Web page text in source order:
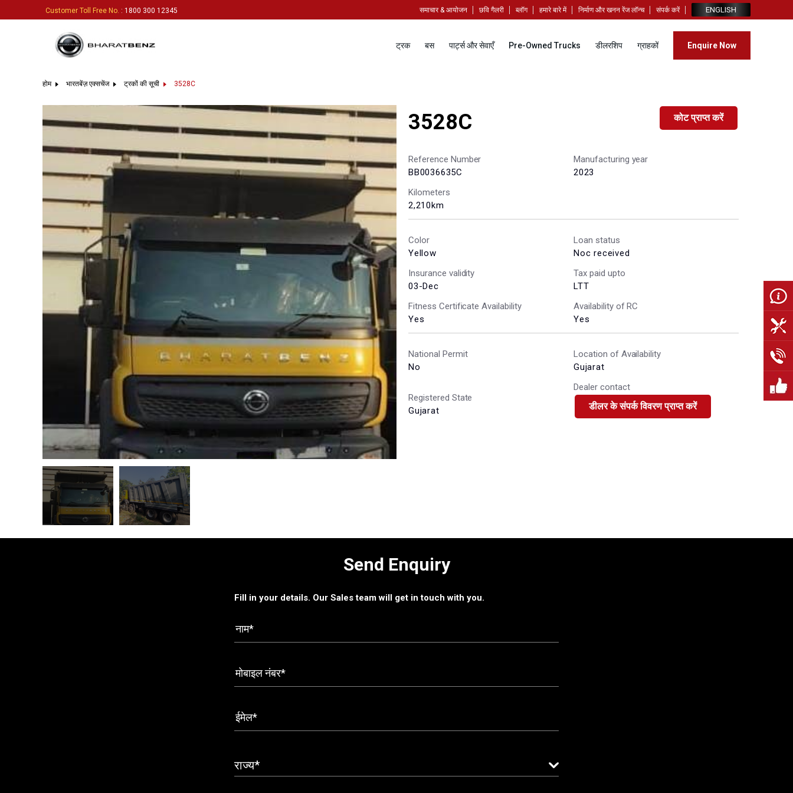
Customer Toll Free No. : 1800 300 12345 समाचार & आयोजन छवि गैलरी ब्लॉग हमारे बारे में निर्माण और खनन रेंज लॉन्च संपर्क करें ENGLISH
ट्रक बस पार्ट्स और सेवाएँ Pre-Owned Trucks डीलरशिप ग्राहकों Enquire Now
होम भारतबेंज़ एक्सचेंज ट्रकों की सूची 3528C
3528C कोट प्राप्त करें
Reference Number
BB0036635C
Manufacturing year
2023
Kilometers
2,210km
Color
Yellow
Loan status
Noc received
Insurance validity
03-Dec
Tax paid upto
LTT
Fitness Certificate Availability
Yes
Availability of RC
Yes
National Permit
No
Location of Availability
Gujarat
Registered State
Gujarat
Dealer contact
डीलर के संपर्क विवरण प्राप्त करें
Send Enquiry
Fill in your details. Our Sales team will get in touch with you.